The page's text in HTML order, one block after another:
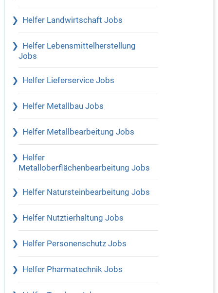
Helfer Landwirtschaft Jobs
Helfer Lebensmittelherstellung
Jobs
Helfer Lieferservice Jobs
Helfer Metallbau Jobs
Helfer Metallbearbeitung Jobs
Helfer
Metalloberflächenbearbeitung Jobs
Helfer Natursteinbearbeitung Jobs
Helfer Nutztierhaltung Jobs
Helfer Personenschutz Jobs
Helfer Pharmatechnik Jobs